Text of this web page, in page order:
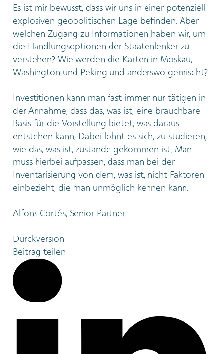
Es ist mir bewusst, dass wir uns in einer potenziell
explosiven geopolitischen Lage befinden. Aber
welchen Zugang zu Informationen haben wir, um
die Handlungsoptionen der Staatenlenker zu
verstehen? Wie werden die Karten in Moskau,
Washington und Peking und anderswo gemischt?
Investitionen kann man fast immer nur tätigen in
der Annahme, dass das, was ist, eine brauchbare
Basis für die Vorstellung bietet, was daraus
entstehen kann. Dabei lohnt es sich, zu studieren,
wie das, was ist, zustande gekommen ist. Man
muss hierbei aufpassen, dass man bei der
Inventarisierung von dem, was ist, nicht Faktoren
einbezieht, die man unmöglich kennen kann.
Alfons Cortés, Senior Partner
Durckversion
Beitrag teilen